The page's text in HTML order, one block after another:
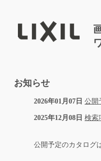
お知らせ
2026年01月07日 公開
2025年12月08日 検索
公開予定のカタログ